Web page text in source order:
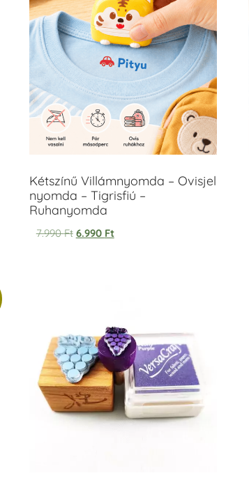
Kétszínű Villámnyomda – Ovisjel
nyomda – Tigrisfiú –
Ruhanyomda
7.990Ft 6.990 Ft